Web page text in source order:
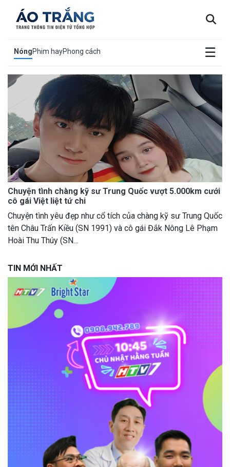
NóngPhim hayPhong cách ☰
×
Chuyện tình chàng kỹ sư Trung Quốc vượt 5.000km cưới
cô gái Việt liệt tứ chi
Chuyện tình yêu đẹp như cổ tích của chàng kỹ sư Trung Quốc
tên Châu Trấn Kiều (SN 1991) và cô gái Đắk Nông Lê Phạm
Hoài Thu Thúy (SN…
TIN MỚI NHẤT